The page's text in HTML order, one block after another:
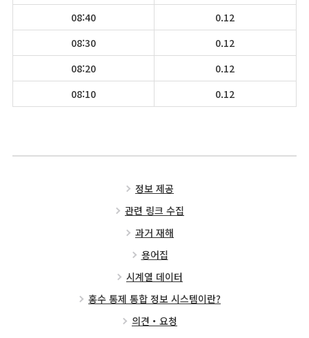
08:40
0.12
08:30
0.12
08:20
0.12
08:10
0.12
정보 제공
관련 링크 수집
과거 재해
용어집
시계열 데이터
홍수 통제 통합 정보 시스템이란?
의견・요청